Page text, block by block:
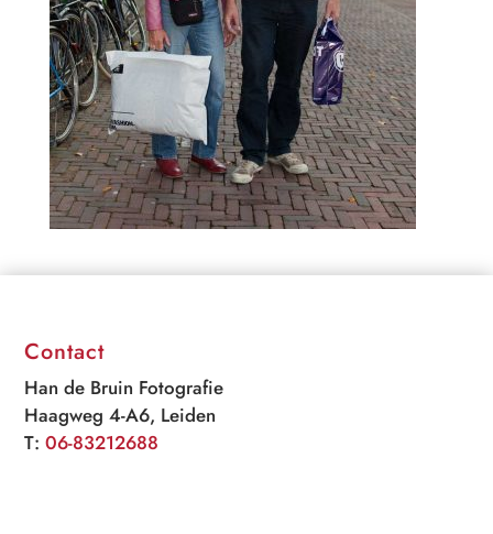
Contact
Han de Bruin Fotografie
Haagweg 4-A6, Leiden
T:06-83212688